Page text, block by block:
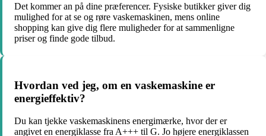
Det kommer an på dine præferencer. Fysiske butikker giver dig
mulighed for at se og røre vaskemaskinen, mens online
shopping kan give dig flere muligheder for at sammenligne
priser og finde gode tilbud.
Hvordan ved jeg, om en vaskemaskine er
energieffektiv?
Du kan tjekke vaskemaskinens energimærke, hvor der er
angivet en energiklasse fra A+++ til G. Jo højere energiklassen